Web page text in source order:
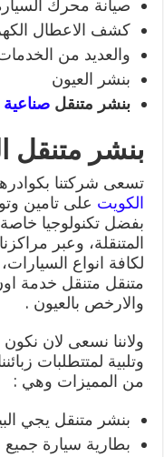
صيانة محرك
كشف الاعطال
والعديد من
بنشر العيون
بنشر متنقلصناعية
بنشر متنقل
تسعى شركتنا
الكويت على تامين
بفضل تكنولوجيا
المتنقلة، وعبر
لكافة انواع
متنقل متنقل خدمة
والارخص بالعيون .
ولاننا نسعى لان
وتلبية لمتتطلبات
من المميزات وهي :
بنشر متنقل يجي
بطارية سيارة